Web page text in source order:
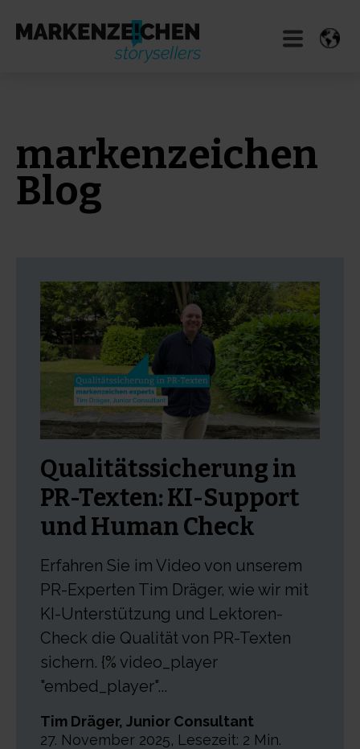
markenzeichen
Blog
Qualitätssicherung in
PR-Texten: KI-Support
und Human Check
Erfahren Sie im Video von unserem
PR-Experten Tim Dräger, wie wir mit
KI-Unterstützung und Lektoren-
Check die Qualität von PR-Texten
sichern. {% video_player
"embed_player"...
Tim Dräger, Junior Consultant
27. November 2025, Lesezeit: 2 Min.